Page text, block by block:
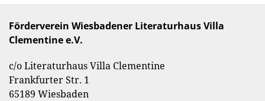
Förderverein Wiesbadener Literaturhaus Villa
Clementine e.V.
c/o Literaturhaus Villa Clementine
Frankfurter Str. 1
65189 Wiesbaden